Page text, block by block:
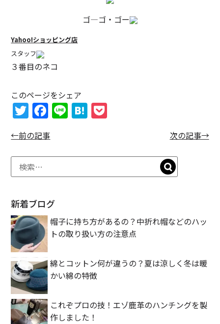
ゴ―ゴ・ゴー
Yahoo!ショッピング店
スタッフ
３番目のネコ
このページをシェア
T
w
itt
er
F
a
c
e
b
o
k
Li
n
H
at
n
a
k
et
←前の記事 次の記事→
新着ブログ
帽子に持ち方があるの？中折れ帽などのハッ
トの取り扱い方の注意点
綿とコットン何が違うの？夏は涼しく冬は暖
かい綿の特徴
これぞプロの技！エゾ鹿革のハンチングを製
作しました！